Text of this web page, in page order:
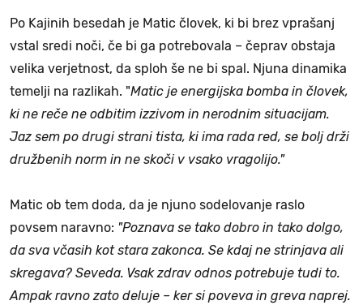
Po Kajinih besedah je Matic človek, ki bi brez vprašanj
vstal sredi noči, če bi ga potrebovala – čeprav obstaja
velika verjetnost, da sploh še ne bi spal. Njuna dinamika
temelji na razlikah. "Matic je energijska bomba in človek,
ki ne reče ne odbitim izzivom in nerodnim situacijam.
Jaz sem po drugi strani tista, ki ima rada red, se bolj drži
družbenih norm in ne skoči v vsako vragolijo."
Matic ob tem doda, da je njuno sodelovanje raslo
povsem naravno: "Poznava se tako dobro in tako dolgo,
da sva včasih kot stara zakonca. Se kdaj ne strinjava ali
skregava? Seveda. Vsak zdrav odnos potrebuje tudi to.
Ampak ravno zato deluje – ker si poveva in greva naprej.